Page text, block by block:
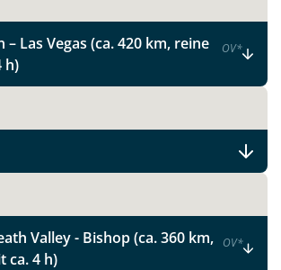
senden
– Las Vegas (ca. 420 km, reine
h)
OV*
Valley - Bishop (ca. 360 km,
ca. 4 h)
OV*